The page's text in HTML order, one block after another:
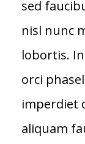
sed
nisl nunc
lobortis.
orci
imperdiet
aliquam